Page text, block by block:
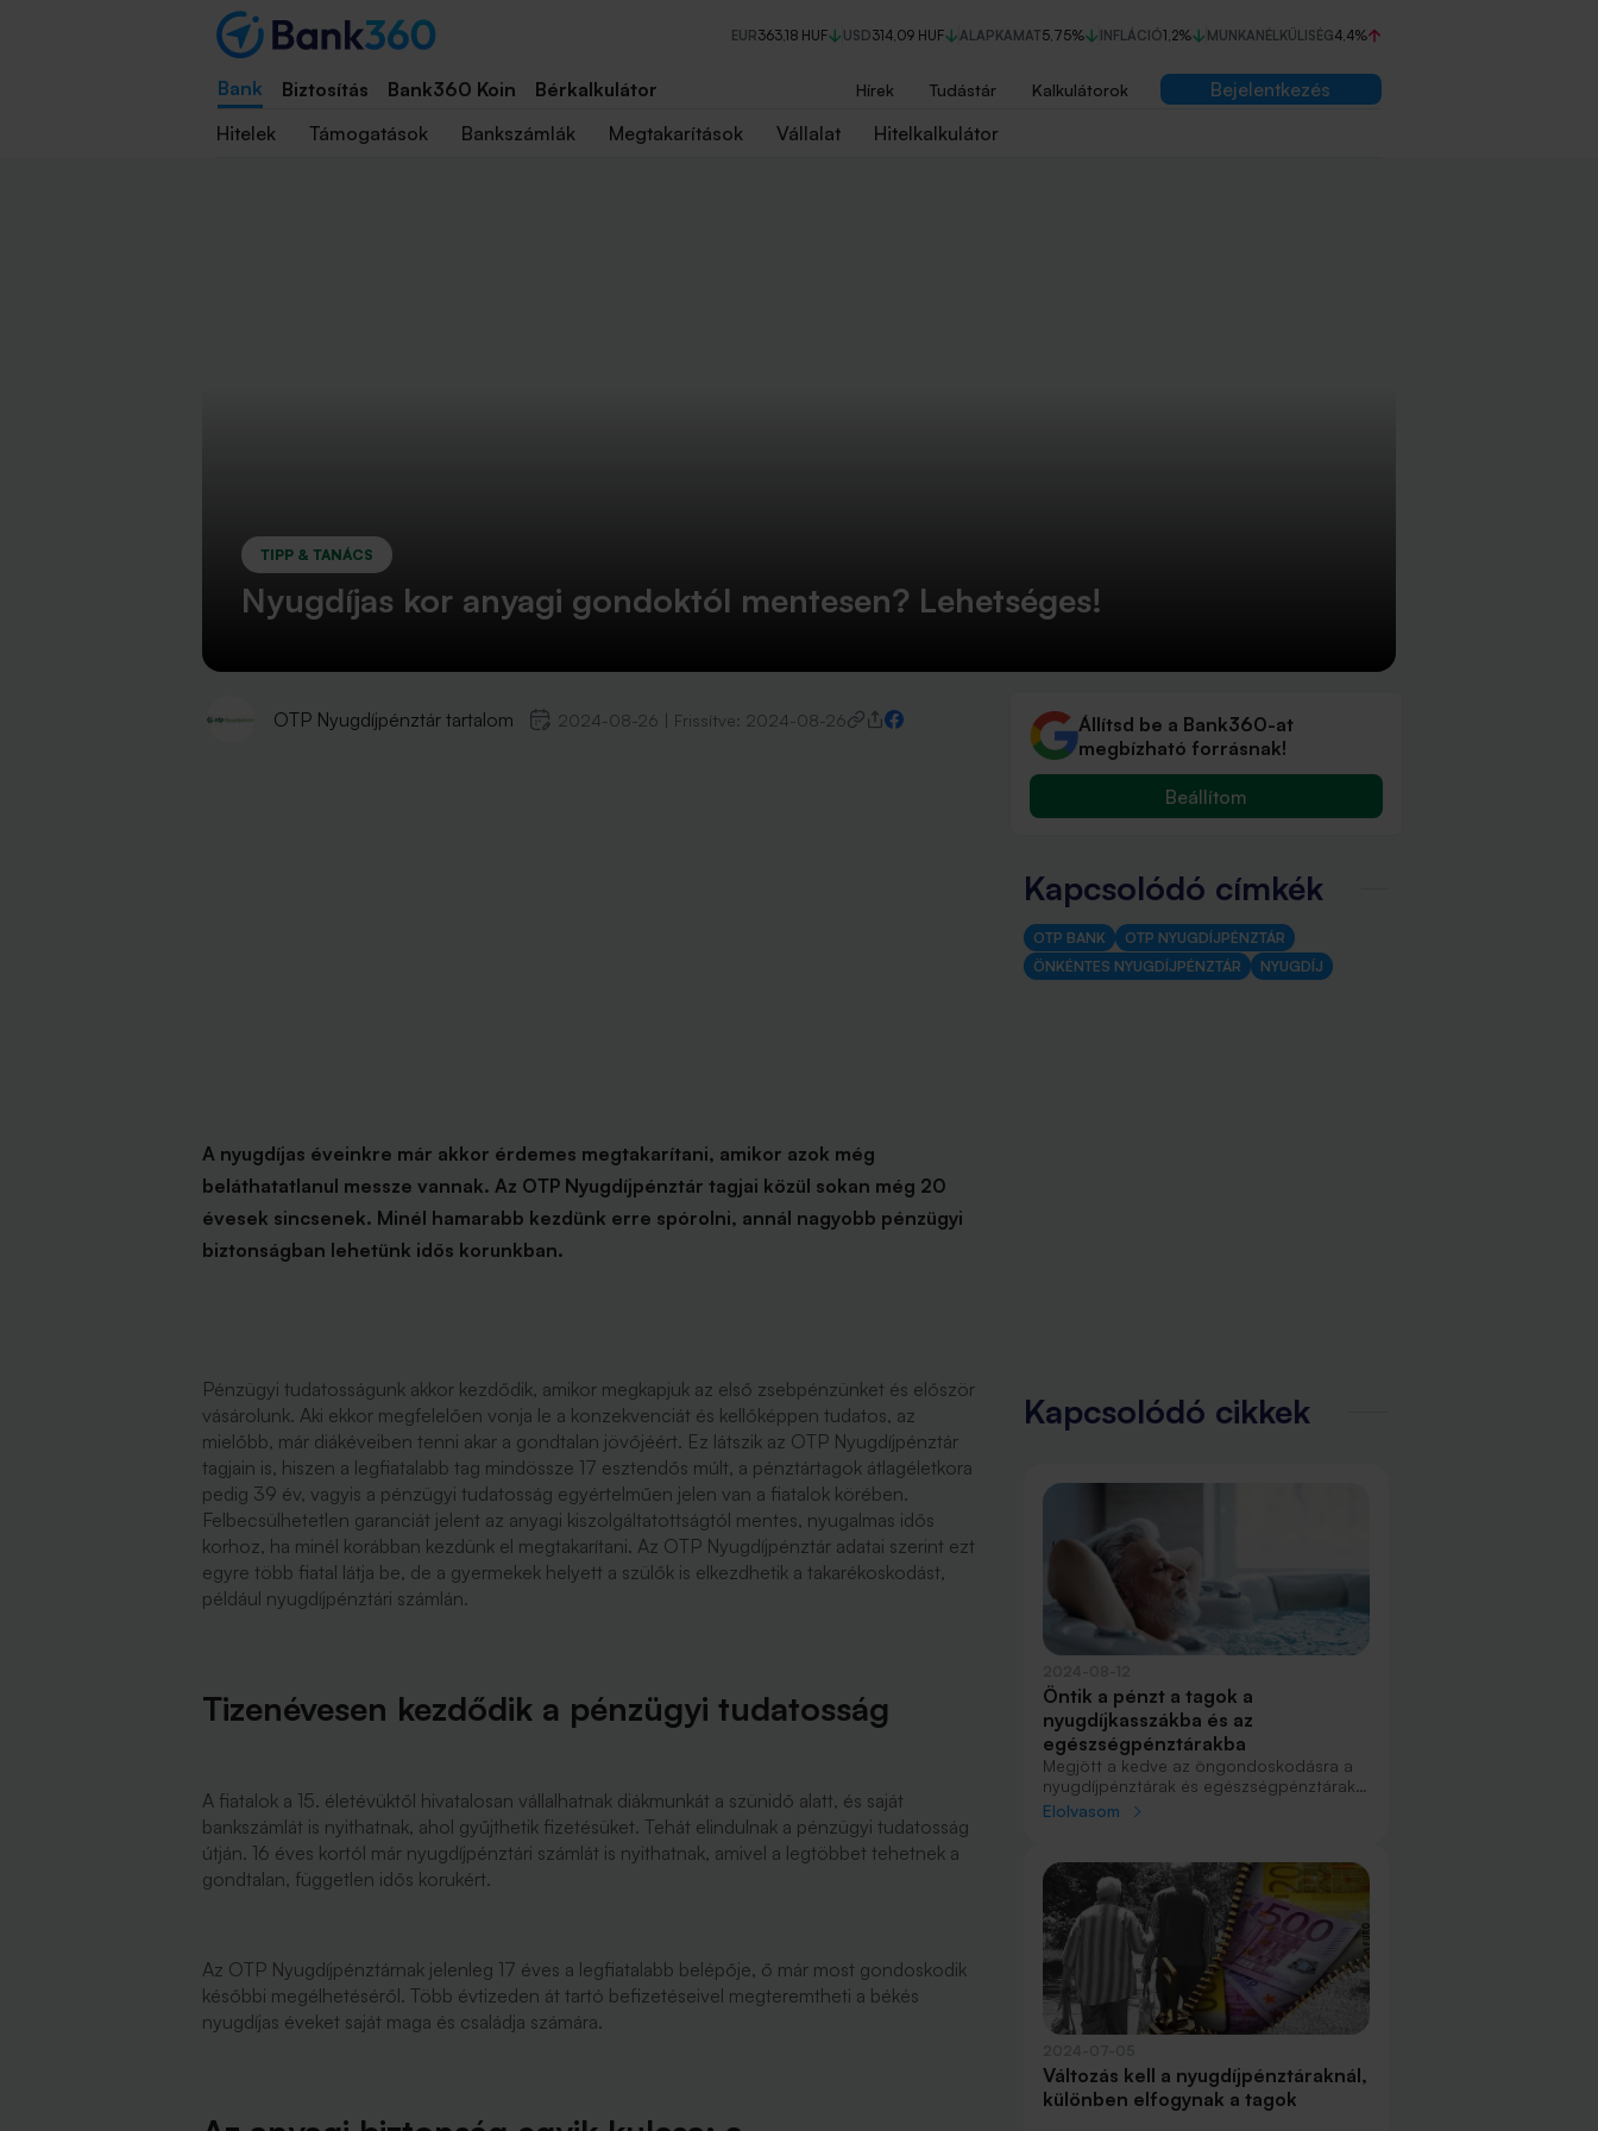
EUR363,18 HUF USD314,09 HUF ALAPKAMAT5,75% INFLÁCIÓ1,2% MUNKANÉLKÜLISÉG4,4%
Bank Biztosítás Bank360 Koin Bérkalkulátor Hírek Tudástár Kalkulátorok
Bejelentkezés
Hitelek
Támogatások Bankszámlák Megtakarítások Vállalat Hitelkalkulátor
TIPP & TANÁCS
Nyugdíjas kor anyagi gondoktól mentesen? Lehetséges!
OTP Nyugdíjpénztár tartalom 2024-08-26 Frissítve: 2024-08-26
A nyugdíjas éveinkre már akkor érdemes megtakarítani, amikor azok még
beláthatatlanul messze vannak. Az OTP Nyugdíjpénztár tagjai közül sokan még 20
évesek sincsenek. Minél hamarabb kezdünk erre spórolni, annál nagyobb pénzügyi
biztonságban lehetünk idős korunkban.
Pénzügyi tudatosságunk akkor kezdődik, amikor megkapjuk az első zsebpénzünket és először
vásárolunk. Aki ekkor megfelelően vonja le a konzekvenciát és kellőképpen tudatos, az
mielőbb, már diákéveiben tenni akar a gondtalan jövőjéért. Ez látszik az OTP Nyugdíjpénztár
tagjain is, hiszen a legfiatalabb tag mindössze 17 esztendős múlt, a pénztártagok átlagéletkora
pedig 39 év, vagyis a pénzügyi tudatosság egyértelműen jelen van a fiatalok körében.
Felbecsülhetetlen garanciát jelent az anyagi kiszolgáltatottságtól mentes, nyugalmas idős
korhoz, ha minél korábban kezdünk el megtakarítani. Az OTP Nyugdíjpénztár adatai szerint ezt
egyre több fiatal látja be, de a gyermekek helyett a szülők is elkezdhetik a takarékoskodást,
például nyugdíjpénztári számlán.
Tizenévesen kezdődik a pénzügyi tudatosság
A fiatalok a 15. életévüktől hivatalosan vállalhatnak diákmunkát a szünidő alatt, és saját
bankszámlát is nyithatnak, ahol gyűjthetik fizetésüket. Tehát elindulnak a pénzügyi tudatosság
útján. 16 éves kortól már nyugdíjpénztári számlát is nyithatnak, amivel a legtöbbet tehetnek a
gondtalan, független idős korukért.
Az OTP Nyugdíjpénztárnak jelenleg 17 éves a legfiatalabb belépője, ő már most gondoskodik
későbbi megélhetéséről. Több évtizeden át tartó befizetéseivel megteremtheti a békés
nyugdíjas éveket saját maga és családja számára.
Állítsd be a Bank360-at
megbízható forrásnak!
Beállítom
Kapcsolódó címkék
OTP BANK
OTP NYUGDÍJPÉNZTÁR
ÖNKÉNTES NYUGDÍJPÉNZTÁR
NYUGDÍJ
Kapcsolódó cikkek
Öntik a pénzt a tagok a
nyugdíjkasszákba és az
egészségpénztárakba
Megjött a kedve az öngondoskodásra a
nyugdíjpénztárak és egészségpénztárak
tagjainak. Amíg azonban az előbbiekben
Elolvasom
Változás kell a nyugdíjpénztáraknál,
különben elfogynak a tagok